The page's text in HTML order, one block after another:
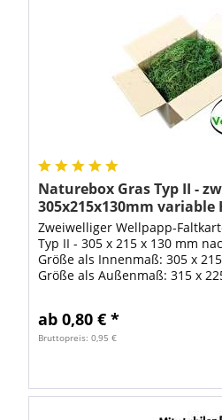
Naturebox Gras Typ II -
305x215x130mm variable
Zweiwelliger Wellpapp-
Typ II - 305 x 215 x 130 mm
Größe als Innenmaß: 305 x
Größe als Außenmaß: 315 x
ab 0,80 € *
Bruttopreis: 0,95 €